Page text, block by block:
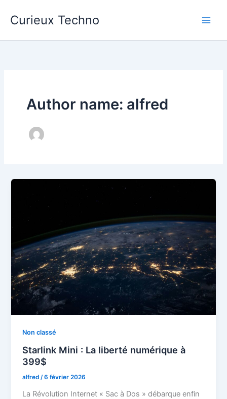
Curieux Techno
Author name: alfred
Non classé
Starlink Mini : La liberté numérique à
399$
alfred /6 février 2026
La Révolution Internet « Sac à Dos » débarque enfin